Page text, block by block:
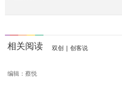
相关阅读 双创 创客说
编辑：蔡悦